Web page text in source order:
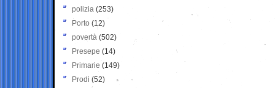
polizia (253)
Porto (12)
povertà (502)
Presepe (14)
Primarie (149)
Prodi (52)